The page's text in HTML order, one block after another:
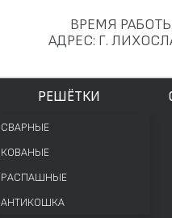
ВРЕМЯ
АДРЕС: Г.
РЕШЁТКИ
СВАРНЫЕ
КОВАНЫЕ
РАСПАШНЫЕ
АНТИКОШКА